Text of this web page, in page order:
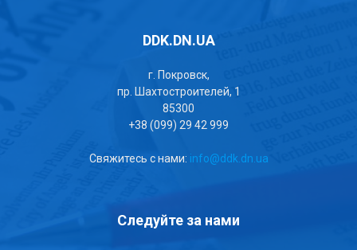
DDK.DN.UA
г. Покровск,
пр. Шахтостроителей, 1
85300
+38 (099) 29 42 999
Свяжитесь с нами: info@ddk.dn.ua
Следуйте за нами